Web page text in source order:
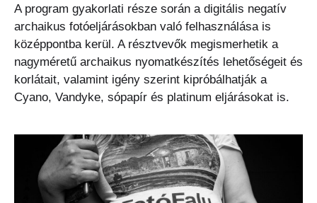
A program gyakorlati része során a digitális negatív
archaikus fotóeljárásokban való felhasználása is
középpontba kerül. A résztvevők megismerhetik a
nagyméretű archaikus nyomatkészítés lehetőségeit és
korlátait, valamint igény szerint kipróbálhatják a
Cyano, Vandyke, sópapír és platinum eljárásokat is.